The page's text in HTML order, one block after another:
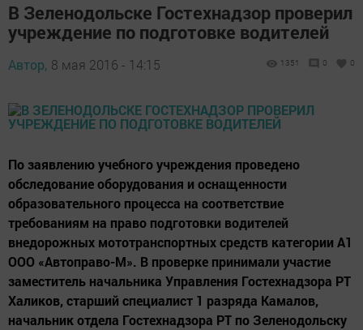
В Зеленодольске Гостехнадзор проверил
учреждение по подготовке водителей
Автор, 8 мая 2016 - 14:15 1351 0 0
По заявлению учебного учреждения проведено
обследование оборудования и оснащенности
образовательного процесса на соответствие
требованиям на право подготовки водителей
внедорожных мототранспортных средств категории А1
ООО «Автоправо-М». В проверке принимали участие
заместитель начальника Управления Гостехнадзора РТ
Халиков, старший специалист 1 разряда Камалов,
начальник отдела Гостехнадзора РТ по Зеленодольску